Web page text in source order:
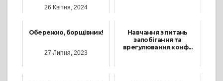
26 Квітня, 2024
Обережно, борщівник!
27 Липня, 2023
Навчання з питань
запобігання та
врегулювання конф...